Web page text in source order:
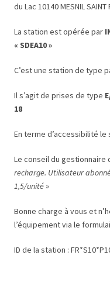
du Lac 10140 MESNIL SAINT
La station est opérée par
« SDEA10 »
C’est une station de type
Il s’agit de prises de type
18
En terme d’accessibilité
Le conseil du gestionnaire
recharge. Utilisateur
1,5/unité »
Bonne charge à vous et
l’équipement via le
ID de la station :